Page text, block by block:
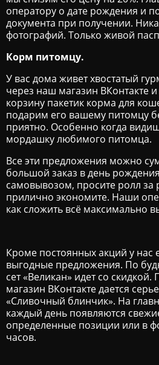
оператору о дате рождения и
документа при получении.
фотографий. Только живой
Корм питомцу.
У вас дома живет хвостатый
через наш магазин ВКонтакте
корзину пакетик корма для
подарим его вашему питомцу
приятно. Особенно когда
мордашку любимого питомца.
Все эти предложения можно
большой заказ в день
самовывозом, просите ролл за
прилично экономите. Наши
как сложить всё максимально
Кроме постоянных акций у нас
выгодные предложения. По
сет «Великан» идет со скидкой.
магазин ВКонтакте дается
«Сливочный блинчик». На
каждый день появляются
определенные позиции или в
часов.